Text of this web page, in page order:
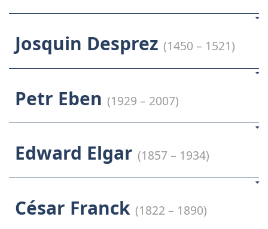
Josquin Desprez (1450 – 1521)
Petr Eben (1929 – 2007)
Edward Elgar (1857 – 1934)
César Franck (1822 – 1890)